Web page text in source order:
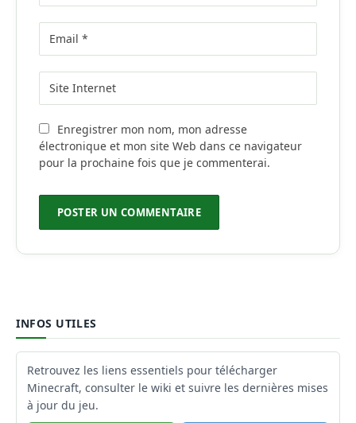
Enregistrer mon nom, mon adresse
électronique et mon site Web dans ce navigateur
pour la prochaine fois que je commenterai.
INFOS UTILES
Retrouvez les liens essentiels pour télécharger
Minecraft, consulter le wiki et suivre les dernières mises
à jour du jeu.